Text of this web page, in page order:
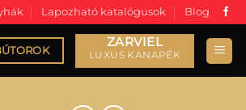
Lapozható katalógusok Blog